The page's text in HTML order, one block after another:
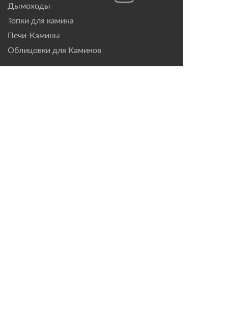
Дымоходы
Топки для камина
Печи-Камины
Облицовки для Каминов